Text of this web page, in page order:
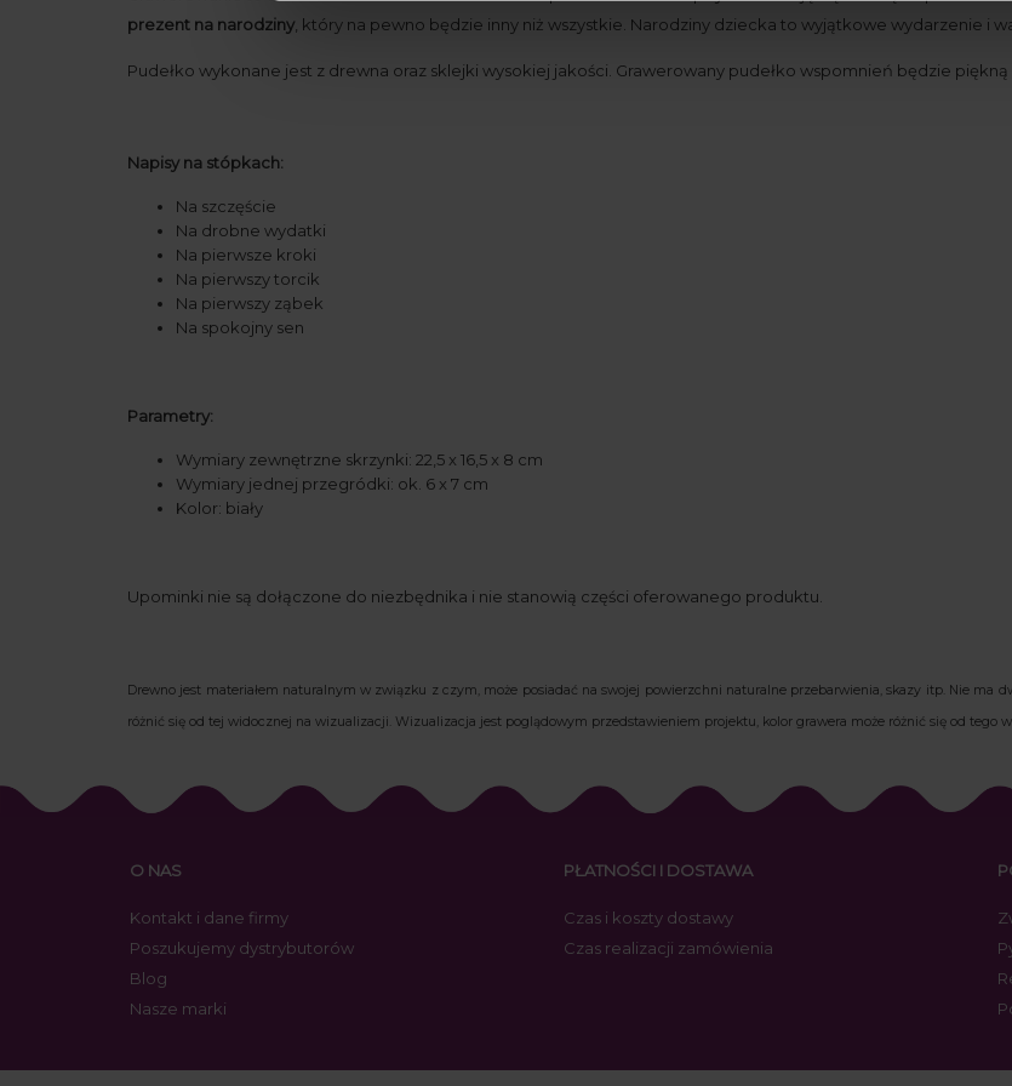
prezent na narodziny , który na pewno będzie inny niż wszystkie. Narodziny dziecka to wyjątkowe wydarzenie
Pudełko wykonane jest z drewna oraz sklejki wysokiej jakości. Grawerowany pudełko wspomnień będzie
Napisy na stópkach:
Na szczęście
Na drobne wydatki
Na pierwsze kroki
Na pierwszy torcik
Na pierwszy ząbek
Na spokojny sen
Parametry:
Wymiary zewnętrzne skrzynki: 22,5 x 16,5 x 8 cm
Wymiary jednej przegródki: ok. 6 x 7 cm
Kolor: biały
Upominki nie są dołączone do niezbędnika i nie stanowią części oferowanego produktu.
Drewno jest materiałem naturalnym w związku z czym, może posiadać na swojej powierzchni naturalne przebarwienia, skazy itp. Nie ma
różnić się od tej widocznej na wizualizacji. Wizualizacja jest poglądowym przedstawieniem projektu, kolor grawera może różnić się od tego
O NAS
Kontakt i dane firmy
Poszukujemy dystrybutorów
Blog
Nasze marki
PŁATNOŚCI I DOSTAWA
Czas i koszty dostawy
Czas realizacji zamówienia